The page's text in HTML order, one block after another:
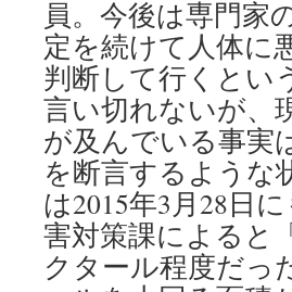
員。今後は専門家
定を続けて人体に
判断して行くとい
言い切れないが、
が及んでいる事実
を断言するよう
は2015年3月28日
害対策課によると
クタール程度だっ